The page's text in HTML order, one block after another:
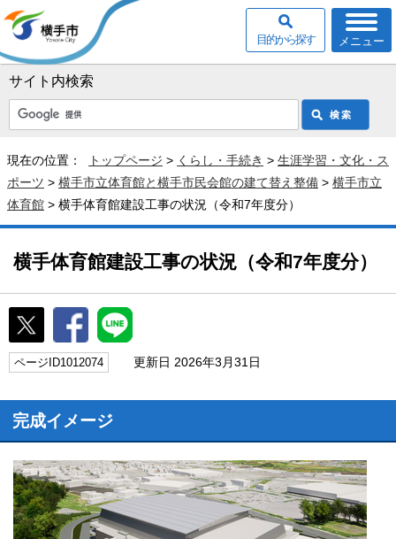
サイト内検索
メニュー
目的から探す
現在の位置： トップページ > くらし・手続き > 生涯学習・文化・ス
ポーツ > 横手市立体育館と横手市民会館の建て替え整備 > 横手市立
体育館 > 横手体育館建設工事の状況（令和7年度分）
横手体育館建設工事の状況（令和7年度分）
ページID1012074 更新日 2026年3月31日
完成イメージ